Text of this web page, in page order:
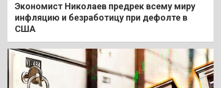
Экономист Николаев предрек всему миру
инфляцию и безработицу при дефолте в
США